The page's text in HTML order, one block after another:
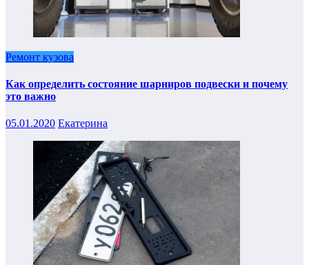
Ремонт кузова
Как определить состояние шарниров подвески и почему
это важно
05.01.2020 Екатерина